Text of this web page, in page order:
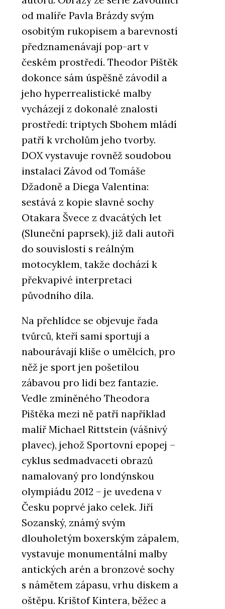
od malíře Pavla Brázdy svým
osobitým rukopisem a barevností
předznamenávají pop-art v
českém prostředí. Theodor Pištěk
dokonce sám úspěšně závodil a
jeho hyperrealistické malby
vycházejí z dokonalé znalosti
prostředí: triptych Sbohem mládí
patří k vrcholům jeho tvorby.
DOX vystavuje rovněž soudobou
instalaci Závod od Tomáše
Džadoně a Diega Valentina:
sestává z kopie slavné sochy
Otakara Švece z dvacátých let
(Sluneční paprsek), již dali autoři
do souvislosti s reálným
motocyklem, takže dochází k
překvapivé interpretaci
původního díla.
Na přehlídce se objevuje řada
tvůrců, kteří sami sportují a
nabourávají kliše o umělcích, pro
něž je sport jen pošetilou
zábavou pro lidi bez fantazie.
Vedle zmíněného Theodora
Pištěka mezi ně patří například
malíř Michael Rittstein (vášnivý
plavec), jehož Sportovní epopej –
cyklus sedmadvaceti obrazů
namalovaný pro londýnskou
olympiádu 2012 – je uvedena v
Česku poprvé jako celek. Jiří
Sozanský, známý svým
dlouholetým boxerským zápalem,
vystavuje monumentální malby
antických arén a bronzové sochy
s námětem zápasu, vrhu diskem a
oštěpu. Krištof Kintera, běžec a